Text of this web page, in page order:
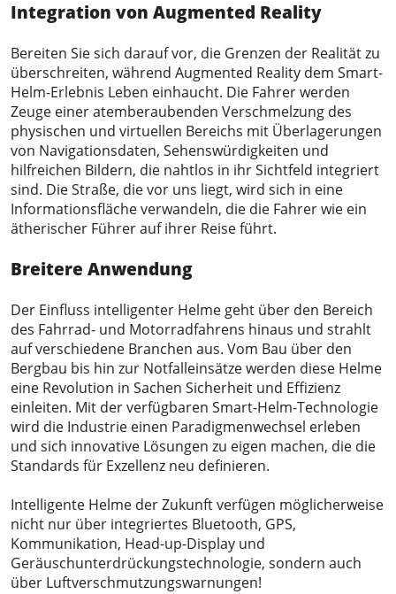
Integration von Augmented Reality
Bereiten Sie sich darauf vor, die Grenzen der Realität zu
überschreiten, während Augmented Reality dem Smart-
Helm-Erlebnis Leben einhaucht. Die Fahrer werden
Zeuge einer atemberaubenden Verschmelzung des
physischen und virtuellen Bereichs mit Überlagerungen
von Navigationsdaten, Sehenswürdigkeiten und
hilfreichen Bildern, die nahtlos in ihr Sichtfeld integriert
sind. Die Straße, die vor uns liegt, wird sich in eine
Informationsfläche verwandeln, die die Fahrer wie ein
ätherischer Führer auf ihrer Reise führt.
Breitere Anwendung
Der Einfluss intelligenter Helme geht über den Bereich
des Fahrrad- und Motorradfahrens hinaus und strahlt
auf verschiedene Branchen aus. Vom Bau über den
Bergbau bis hin zur Notfalleinsätze werden diese Helme
eine Revolution in Sachen Sicherheit und Effizienz
einleiten. Mit der verfügbaren Smart-Helm-Technologie
wird die Industrie einen Paradigmenwechsel erleben
und sich innovative Lösungen zu eigen machen, die die
Standards für Exzellenz neu definieren.
Intelligente Helme der Zukunft verfügen möglicherweise
nicht nur über integriertes Bluetooth, GPS,
Kommunikation, Head-up-Display und
Geräuschunterdrückungstechnologie, sondern auch
über Luftverschmutzungswarnungen!